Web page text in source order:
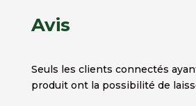
Avis
Seuls les clients connectés
produit ont la possibilité de